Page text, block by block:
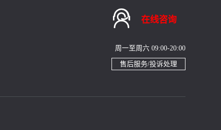
 在线咨询
周一至周六 09:00-20:00
售后服务/投诉处理